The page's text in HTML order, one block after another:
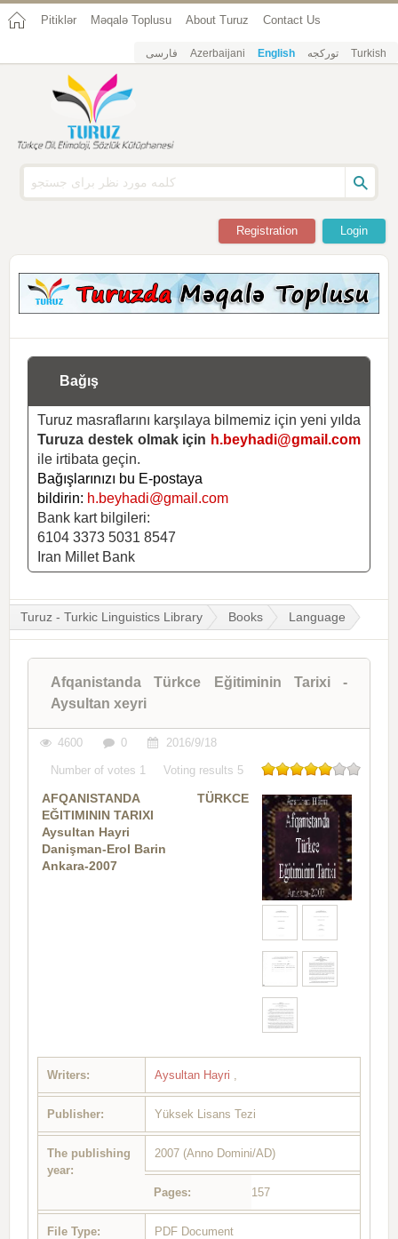
Pitiklər Məqalə Toplusu About Turuz Contact Us
فارسی Azerbaijani English تورکجه Turkish
Login
Registration
Bağış
Turuz masraflarını karşılaya bilmemiz için yeni yılda
Turuza destek olmak için h.beyhadi@gmail.com
ile irtibata geçin.
Bağışlarınızı bu E-postaya
bildirin: h.beyhadi@gmail.com
Bank kart bilgileri:
6104 3373 5031 8547
Iran Millet Bank
Turuz - Turkic Linguistics Library Books Language
Afqanistanda Türkce Eğitiminin Tarixi -
Aysultan xeyri
4600 0 2016/9/18
Number of votes 1 Voting results 5
AFQANISTANDA TÜRKCE
EĞITIMININ TARIXI
Aysultan Hayri
Danişman-Erol Barin
Ankara-2007
Writers: Aysultan Hayri
Publisher: Yüksek Lisans Tezi
The publishing
year:
2007 (Anno Domini/AD)
Pages: 157
File Type: PDF Document